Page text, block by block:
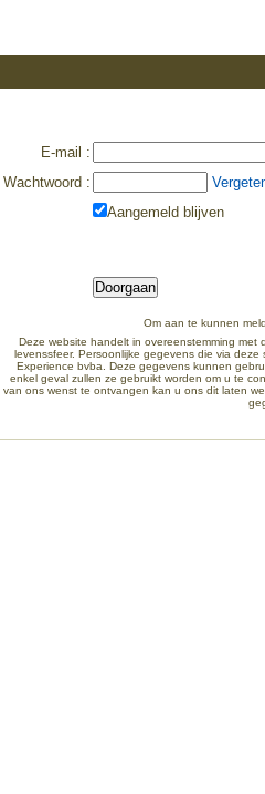
E-mail :
Wachtwoord :
Aangemeld blijven
Om aan te kunnen
Deze website handelt in overeenstemming
levenssfeer. Persoonlijke gegevens die via
Experience bvba. Deze gegevens kunnen
enkel geval zullen ze gebruikt worden om u te
van ons wenst te ontvangen kan u ons dit laten